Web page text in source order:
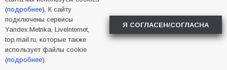
В Батайске пройдёт
(подробнее). К сайту
подключены сервисы
Yandex.Metrika, LiveInternet,
top.mail.ru, которые также
использует файлы cookie
(подробнее).
Я СОГЛАСЕН/СОГЛАСНА